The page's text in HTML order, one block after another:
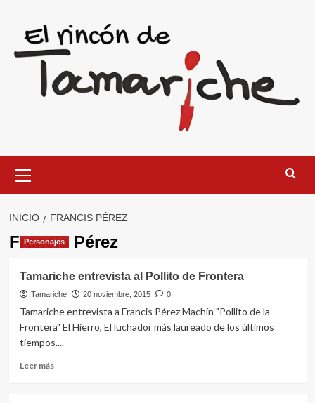
contenido
primario
INICIO FRANCIS PÉREZ
Francis Pérez
Personajes
Tamariche entrevista al Pollito de Frontera
Tamariche 20 noviembre, 2015 0
Tamariche entrevista a Francis Pérez Machín "Pollito de la
Frontera" El Hierro, El luchador más laureado de los últimos
tiempos....
Leer másLeer